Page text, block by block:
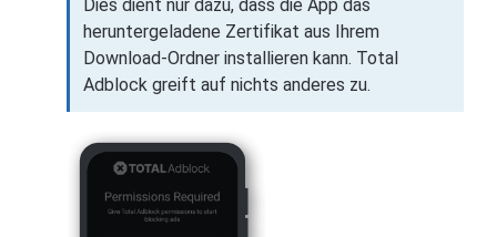
Dies dient nur dazu, dass die App das
heruntergeladene Zertifikat aus Ihrem
Download-Ordner installieren kann. Total
Adblock greift auf nichts anderes zu.